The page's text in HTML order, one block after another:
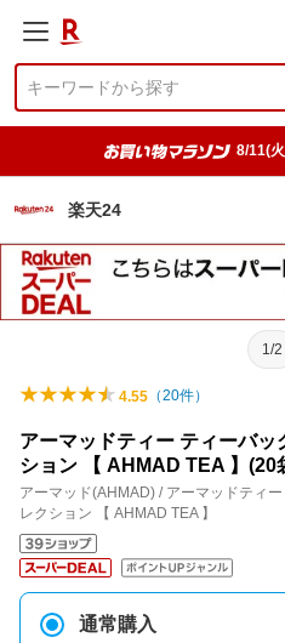
8/11(
楽天24
1/2
4.55 （20件）
アーマッドティー ティーバッ
ション 【 AHMAD TEA 】(20
アーマッド(AHMAD) / アーマッドティ
レクション 【 AHMAD TEA 】
通常購入